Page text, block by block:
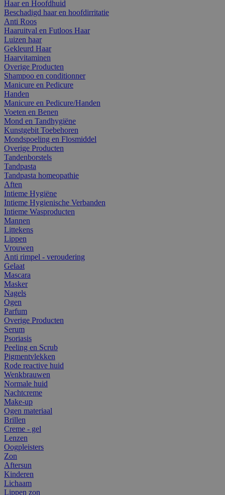
Haar en Hoofdhuid
Beschadigd haar en hoofdirritatie
Anti Roos
Haaruitval en Futloos Haar
Luizen haar
Gekleurd Haar
Haarvitaminen
Overige Producten
Shampoo en conditionner
Manicure en Pedicure
Handen
Manicure en Pedicure/Handen
Voeten en Benen
Mond en Tandhygiëne
Kunstgebit Toebehoren
Mondspoeling en Flosmiddel
Overige Producten
Tandenborstels
Tandpasta
Tandpasta homeopathie
Aften
Intieme Hygiëne
Intieme Hygienische Verbanden
Intieme Wasproducten
Mannen
Littekens
Lippen
Vrouwen
Anti rimpel - veroudering
Gelaat
Mascara
Masker
Nagels
Ogen
Parfum
Overige Producten
Serum
Psoriasis
Peeling en Scrub
Pigmentvlekken
Rode reactive huid
Wenkbrauwen
Normale huid
Nachtcreme
Make-up
Ogen materiaal
Brillen
Creme - gel
Lenzen
Oogpleisters
Zon
Aftersun
Kinderen
Lichaam
Lippen zon